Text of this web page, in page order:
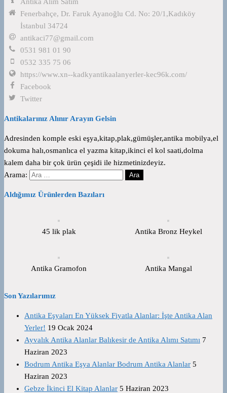
Fenerbahçe, Dr. Faruk Ayanoğlu Cd. No: 20/1,Kadıköy
İstanbul 34724
antikaci77@gmail.com
0531 981 01 90
0532 335 75 06
https://www.xn--kadkyantikaalanyerler-kec96k.com/
Facebook
Twitter
Antikalarınız Alınır Arayın Gelsin
Adresinden komple eski eşya,kitap,plak,gümüşler,antika mobilya,el
dokuma halı,osmanlıca el yazma kitap,ikinci el kol saati,dolma
kalem daha bir çok ürün çeşidi ile hizmetinizdeyiz.
Arama:
Aldığımız Ürünlerden Bazıları
45 lik plak Antika Bronz Heykel
Antika Gramofon Antika Mangal
Son Yazılarımız
Antika Eşyaları En Yüksek Fiyatla Alanlar: İşte Antika Alan
Yerler! 19 Ocak 2024
Ayvalık Antika Alanlar Balıkesir de Antika Alımı Satımı 7
Haziran 2023
Bodrum Antika Eşya Alanlar Bodrum Antika Alanlar 5
Haziran 2023
Gebze İkinci El Kitap Alanlar 5 Haziran 2023